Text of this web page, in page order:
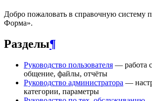
Добро пожаловать в справочную систему
Форма».
Разделы¶
Руководство пользователя — работа
общение, файлы, отчёты
Руководство администратора —
категории, параметры